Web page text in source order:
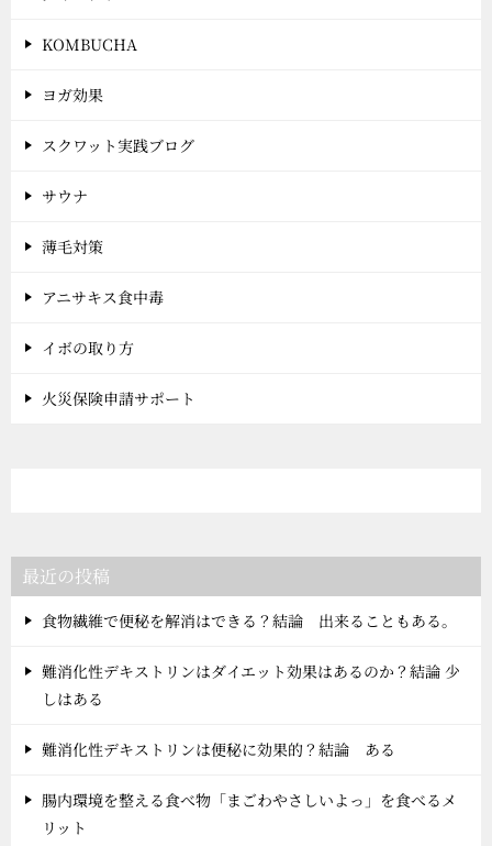
KOMBUCHA
ヨガ効果
スクワット実践ブログ
サウナ
薄毛対策
アニサキス食中毒
イボの取り方
火災保険申請サポート
最近の投稿
食物繊維で便秘を解消はできる？結論 出来ることもある。
難消化性デキストリンはダイエット効果はあるのか？結論 少
しはある
難消化性デキストリンは便秘に効果的？結論 ある
腸内環境を整える食べ物「まごわやさしいよっ」を食べるメ
リット